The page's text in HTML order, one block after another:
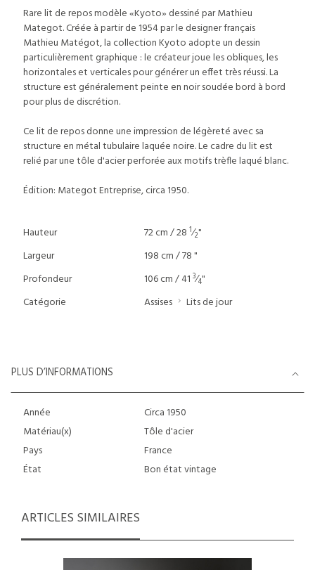
Rare lit de repos modèle «Kyoto» dessiné par Mathieu
Mategot. Créée à partir de 1954 par le designer français
Mathieu Matégot, la collection Kyoto adopte un dessin
particulièrement graphique : le créateur joue les obliques, les
horizontales et verticales pour générer un effet très réussi. La
structure est généralement peinte en noir soudée bord à bord
pour plus de discrétion.
Ce lit de repos donne une impression de légèreté avec sa
structure en métal tubulaire laquée noire. Le cadre du lit est
relié par une tôle d'acier perforée aux motifs trèfle laqué blanc.
Édition: Mategot Entreprise, circa 1950.
Hauteur 72 cm / 28 1⁄2"
Largeur
198 cm / 78 "
Profondeur
106 cm / 41 3⁄4"
Catégorie
Assises Lits de jour
PLUS D’INFORMATIONS
Année
Circa 1950
Matériau(x)
Tôle d'acier
Pays
France
État
Bon état vintage
ARTICLES SIMILAIRES